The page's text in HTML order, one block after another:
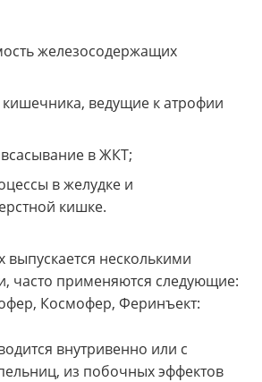
железосодержащих
ведущие к атрофии
в ЖКТ;
в желудке и
кишке.
несколькими
часто применяются следующие:
Космофер, Феринъект:
внутривенно или с
из побочных эффектов